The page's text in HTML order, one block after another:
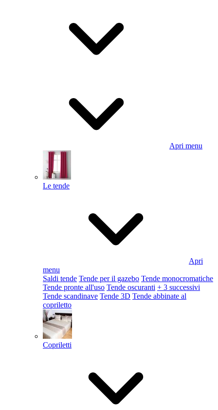
Apri menu
Le tende
Apri
menu
Saldi tende Tende per il gazebo Tende monocromatiche
Tende pronte all'uso Tende oscuranti + 3 successivi
Tende scandinave Tende 3D Tende abbinate al
copriletto
Copriletti